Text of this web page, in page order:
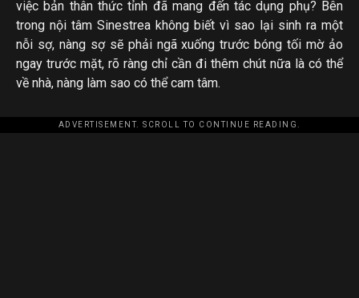
việc bản thân thức tỉnh đã mang đến tác dụng phụ? Bên
trong nội tâm Sinestrea không biết vì sao lại sinh ra một
nỗi sợ, nàng sợ sẽ phải ngã xuống trước bóng tối mờ ảo
ngay trước mặt, rõ ràng chỉ cần đi thêm chút nữa là có thể
về nhà, nàng làm sao có thể cam tâm.
ADVERTISEMENT. SCROLL TO CONTINUE READING.